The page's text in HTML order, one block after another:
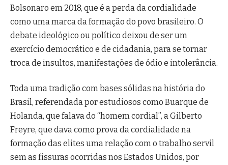
Bolsonaro em 2018, que é a perda da cordialidade
como uma marca da formação do povo brasileiro. O
debate ideológico ou político deixou de ser um
exercício democrático e de cidadania, para se tornar
troca de insultos, manifestações de ódio e intolerância.
Toda uma tradição com bases sólidas na história do
Brasil, referendada por estudiosos como Buarque de
Holanda, que falava do “homem cordial”, a Gilberto
Freyre, que dava como prova da cordialidade na
formação das elites uma relação com o trabalho servil
sem as fissuras ocorridas nos Estados Unidos, por